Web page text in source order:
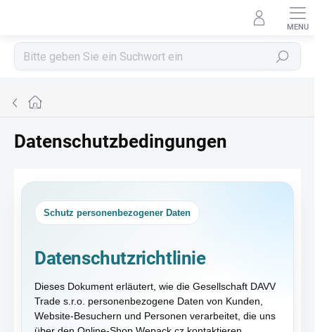
Suchen
Startseite
Datenschutzbedingungen
Schutz personenbezogener Daten
Datenschutzrichtlinie
Dieses Dokument erläutert, wie die Gesellschaft DAVV
Trade s.r.o. personenbezogene Daten von Kunden,
Website-Besuchern und Personen verarbeitet, die uns